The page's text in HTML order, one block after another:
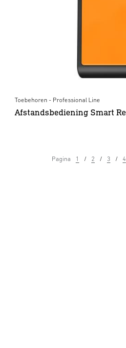
Toebehoren - Professional Line
Afstandsbediening Smart
Pagina 1 2 3 4